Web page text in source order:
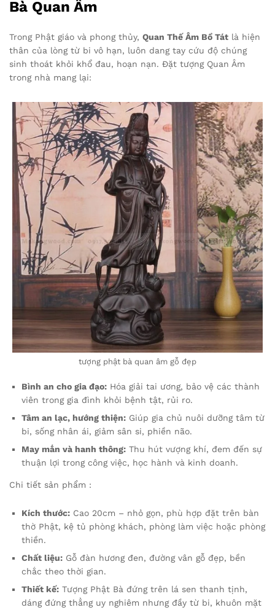
Bà Quan Âm
Trong Phật giáo và phong thủy, Quan Thế Âm Bồ Tát là hiện
thân của lòng từ bi vô hạn, luôn dang tay cứu độ chúng
sinh thoát khỏi khổ đau, hoạn nạn. Đặt tượng Quan Âm
trong nhà mang lại:
tượng phật bà quan âm gỗ đẹp
Bình an cho gia đạo: Hóa giải tai ương, bảo vệ các thành
viên trong gia đình khỏi bệnh tật, rủi ro.
Tâm an lạc, hướng thiện: Giúp gia chủ nuôi dưỡng tâm từ
bi, sống nhân ái, giảm sân si, phiền não.
May mắn và hanh thông: Thu hút vượng khí, đem đến sự
thuận lợi trong công việc, học hành và kinh doanh.
Chi tiết sản phẩm :
Kích thước: Cao 20cm – nhỏ gọn, phù hợp đặt trên bàn
thờ Phật, kệ tủ phòng khách, phòng làm việc hoặc phòng
thiền.
Chất liệu: Gỗ đàn hương đen, đường vân gỗ đẹp, bền
chắc theo thời gian.
Thiết kế: Tượng Phật Bà đứng trên lá sen thanh tịnh,
dáng đứng thẳng uy nghiêm nhưng đầy từ bi, khuôn mặt